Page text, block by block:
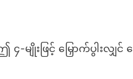
မျိုးဖြင့် မြှောက်ပွါးလျှင်